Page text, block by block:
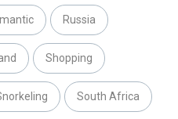
Russia
Shopping
South Africa